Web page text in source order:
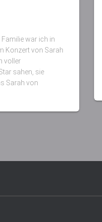
war ich in
Konzert von Sarah
voller
sahen, sie
Sarah von